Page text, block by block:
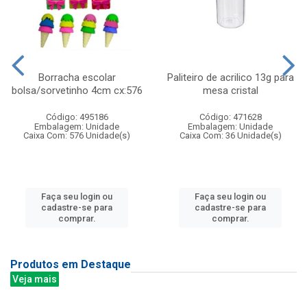
Borracha escolar
bolsa/sorvetinho 4cm cx:576
Código: 495186
Embalagem: Unidade
Caixa Com: 576 Unidade(s)
Faça seu login ou
cadastre-se para
comprar.
Paliteiro de acrilico 13g para
mesa cristal
Código: 471628
Embalagem: Unidade
Caixa Com: 36 Unidade(s)
Faça seu login ou
cadastre-se para
comprar.
Produtos em Destaque
Veja mais